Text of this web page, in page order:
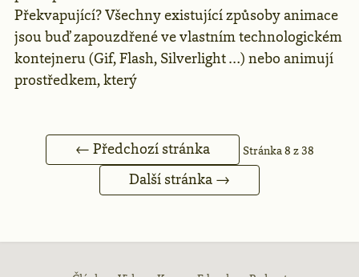
Překvapující? Všechny existující způsoby animace
jsou buď zapouzdřené ve vlastním technologickém
kontejneru (Gif, Flash, Silverlight …) nebo animují
prostředkem, který
← Předchozí stránka Stránka 8 z 38
Další stránka →